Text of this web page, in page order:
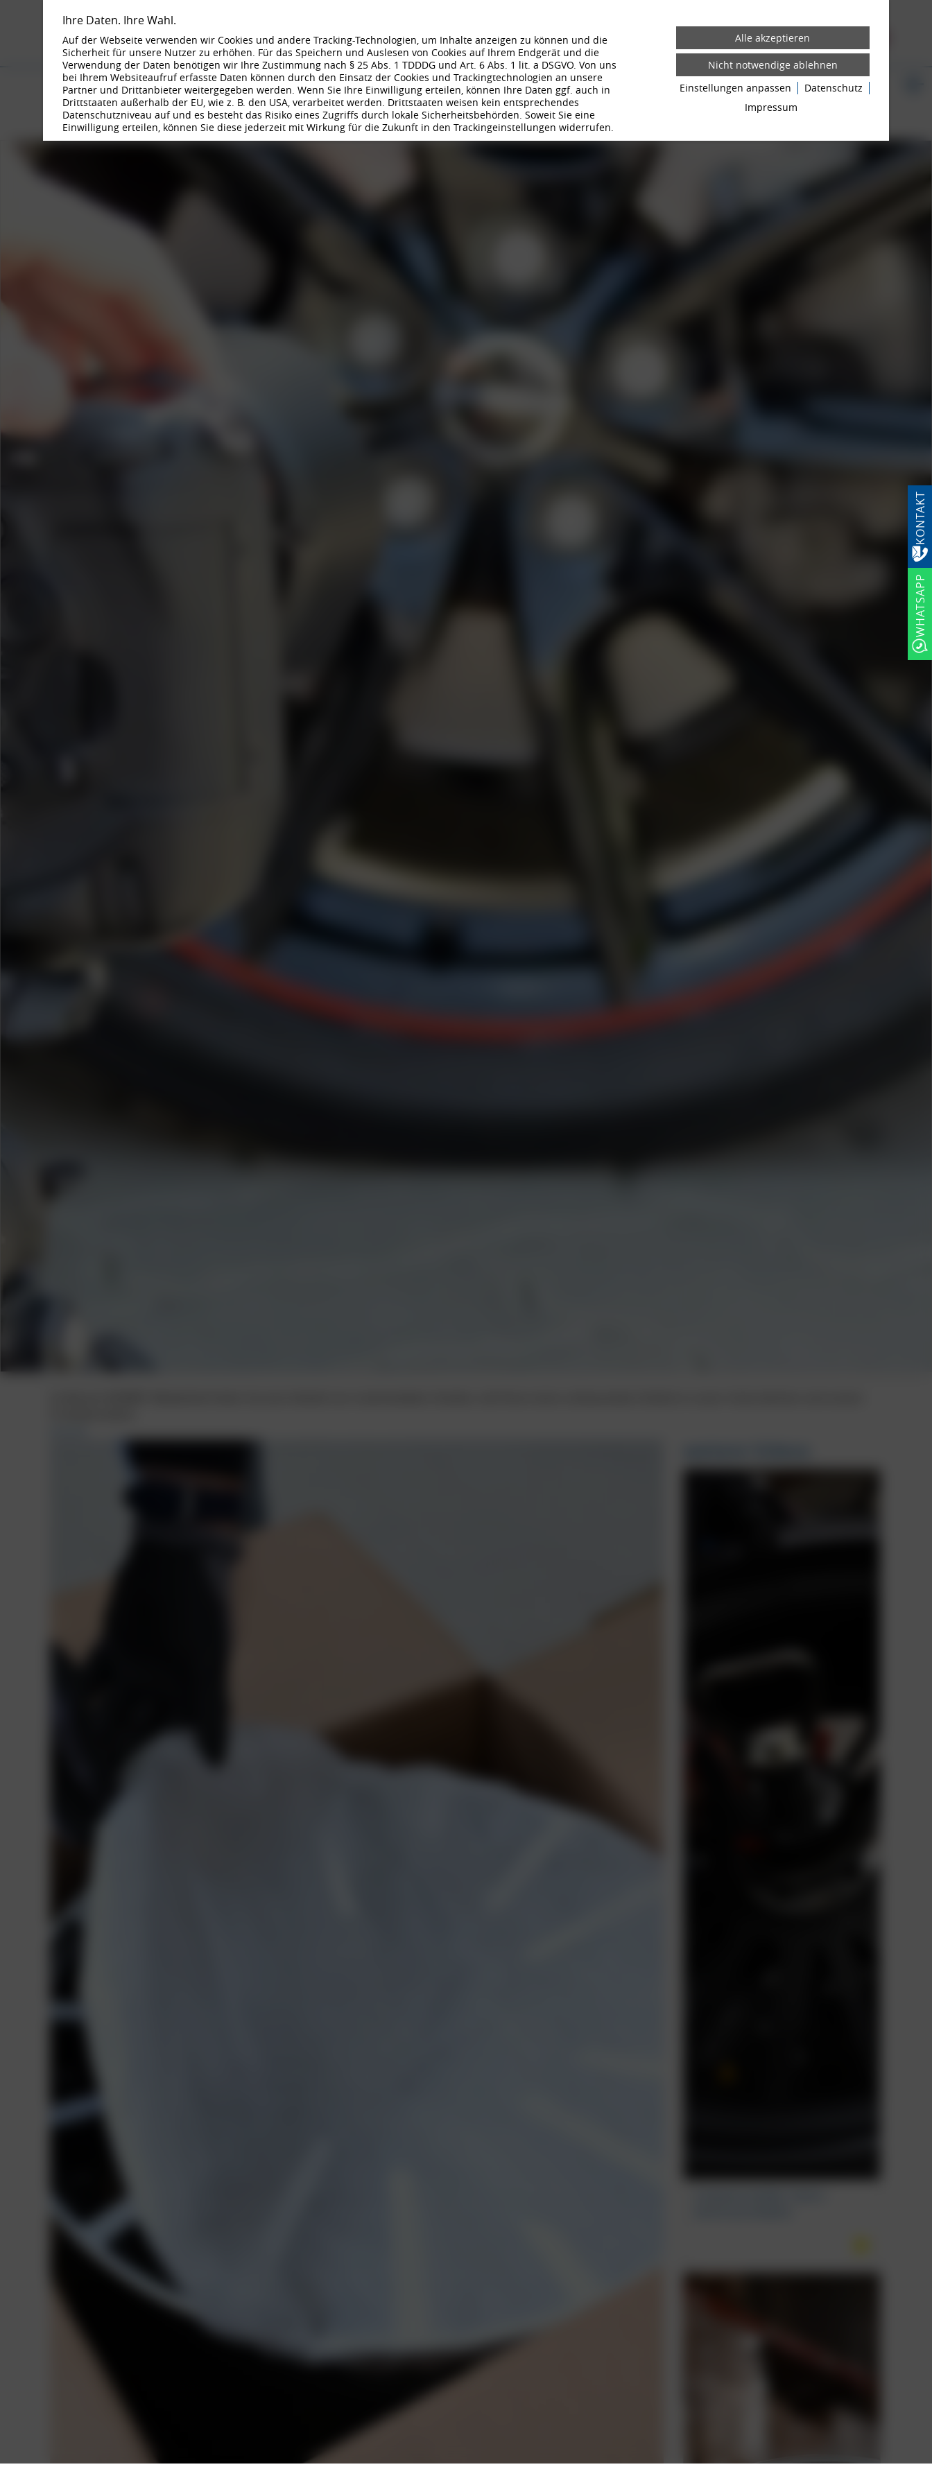
3D KONFIGURATOR
BORBET FELGENUNTERNEHMENNACHHALTIGKEITKARRIEREPRODUKTION NEWS ROOM
BORBET NEWS MEDIATHEK
WHATSAPP
KONTAKT
Ihre Daten. Ihre Wahl.
Auf der Webseite verwenden wir Cookies und andere Tracking-Technologien, um Inhalte anzeigen zu können und die
Sicherheit für unsere Nutzer zu erhöhen. Für das Speichern und Auslesen von Cookies auf Ihrem Endgerät und die
Verwendung der Daten benötigen wir Ihre Zustimmung nach § 25 Abs. 1 TDDDG und Art. 6 Abs. 1 lit. a DSGVO. Von uns
bei Ihrem Websiteaufruf erfasste Daten können durch den Einsatz der Cookies und Trackingtechnologien an unsere
Partner und Drittanbieter weitergegeben werden. Wenn Sie Ihre Einwilligung erteilen, können Ihre Daten ggf. auch in
Drittstaaten außerhalb der EU, wie z. B. den USA, verarbeitet werden. Drittstaaten weisen kein entsprechendes
Datenschutzniveau auf und es besteht das Risiko eines Zugriffs durch lokale Sicherheitsbehörden. Soweit Sie eine
Einwilligung erteilen, können Sie diese jederzeit mit Wirkung für die Zukunft in den Trackingeinstellungen widerrufen.
Einstellungen anpassen
Datenschutz
Impressum